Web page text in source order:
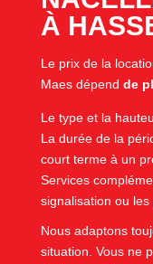
À
Le prix de la
Maes dépend de
Le type et la
La durée de la
court terme à un
Services
signalisation ou
Nous adaptons
situation. Vous ne